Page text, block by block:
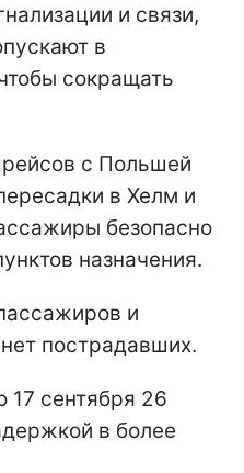
и связи,
в
сокращать
с Польшей
в Хелм и
безопасно
назначения.
и
пострадавших.
17 сентября 26
в более